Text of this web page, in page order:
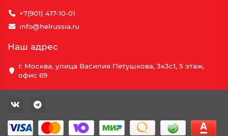
+7(901) 417-10-01
info@helrussia.ru
Наш адрес
г. Москва, улица Василия Петушкова, 3к3c1, 5 этаж,
офис 69